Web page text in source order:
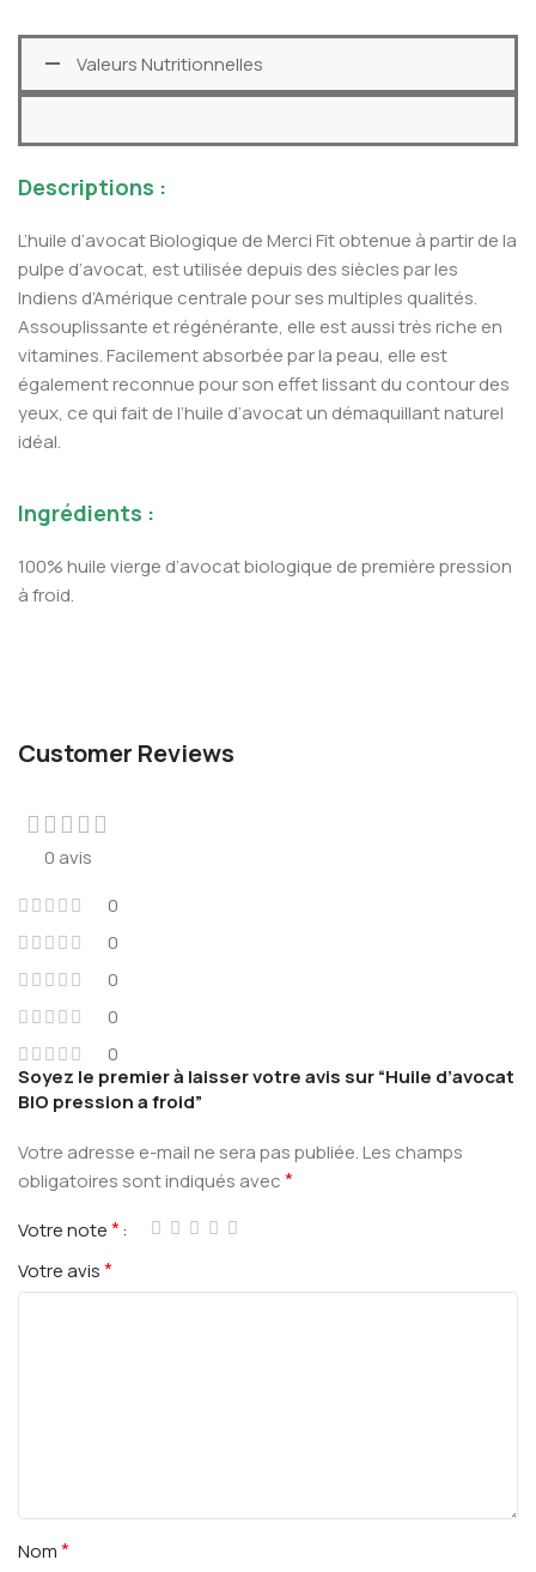
Valeurs Nutritionnelles
Descriptions :
L’huile d’avocat Biologique de Merci Fit obtenue à partir de la
pulpe d’avocat, est utilisée depuis des siècles par les
Indiens d’Amérique centrale pour ses multiples qualités.
Assouplissante et régénérante, elle est aussi très riche en
vitamines. Facilement absorbée par la peau, elle est
également reconnue pour son effet lissant du contour des
yeux, ce qui fait de l’huile d’avocat un démaquillant naturel
idéal.
Ingrédients :
100% huile vierge d’avocat biologique de première pression
à froid.
Customer Reviews
0 avis
0
0
0
0
0
Soyez le premier à laisser votre avis sur “Huile d’avocat
BIO pression a froid”
Votre adresse e-mail ne sera pas publiée.Les champs
obligatoires sont indiqués avec*
Votre note*
Votre avis*
Nom*